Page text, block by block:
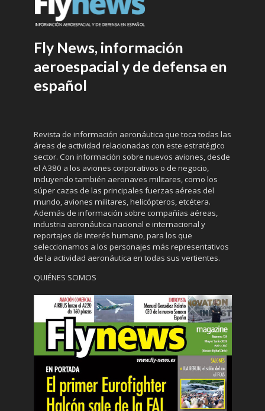
Fly News, información
aeroespacial y de defensa en
español
Revista de información aeronáutica que toca todas las
áreas de actividad relacionadas con este estratégico
sector. Con información sobre nuevos aviones, desde
el A380 a los aviones corporativos o de negocio,
incluyendo también aeronaves militares, como los
súper cazas de las principales fuerzas aéreas del
mundo, aviones militares, helicópteros, etcétera.
Además de información sobre compañías aéreas,
industria aeronáutica nacional e internacional y
reportajes de interés humano, para los que
seleccionamos a los personajes más representativos
de la actividad aeronáutica en todas sus vertientes.
QUIÉNES SOMOS